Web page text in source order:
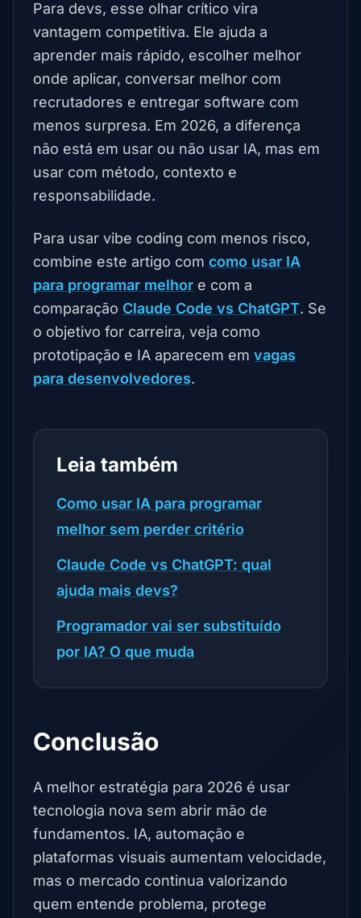
Para devs, esse olhar crítico vira
vantagem competitiva. Ele ajuda a
aprender mais rápido, escolher melhor
onde aplicar, conversar melhor com
recrutadores e entregar software com
menos surpresa. Em 2026, a diferença
não está em usar ou não usar IA, mas em
usar com método, contexto e
responsabilidade.
Para usar vibe coding com menos risco,
combine este artigo com como usar IA
para programar melhor e com a
comparação Claude Code vs ChatGPT. Se
o objetivo for carreira, veja como
prototipação e IA aparecem em vagas
para desenvolvedores.
Leia também
Como usar IA para programar
melhor sem perder critério
Claude Code vs ChatGPT: qual
ajuda mais devs?
Programador vai ser substituído
por IA? O que muda
Conclusão
A melhor estratégia para 2026 é usar
tecnologia nova sem abrir mão de
fundamentos. IA, automação e
plataformas visuais aumentam velocidade,
mas o mercado continua valorizando
quem entende problema, protege